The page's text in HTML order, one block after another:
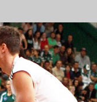
novo
elenco
(11):
Scaglia
é
anunciado;